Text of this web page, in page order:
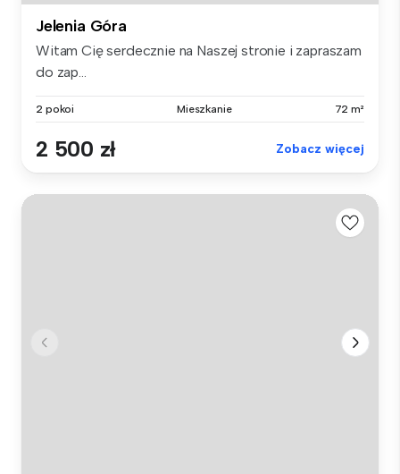
Jelenia Góra
Witam Cię serdecznie na Naszej stronie i zapraszam
do zap...
2 pokoi Mieszkanie 72 m²
2 500 zł Zobacz więcej